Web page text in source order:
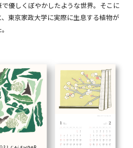
優しくぼやかしたような世界。そこに
東京家政大学に実際に生息する植物が